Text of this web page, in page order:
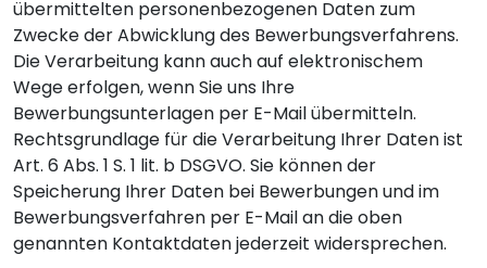
übermittelten personenbezogenen Daten zum
Zwecke der Abwicklung des Bewerbungsverfahrens.
Die Verarbeitung kann auch auf elektronischem
Wege erfolgen, wenn Sie uns Ihre
Bewerbungsunterlagen per E-Mail übermitteln.
Rechtsgrundlage für die Verarbeitung Ihrer Daten ist
Art. 6 Abs. 1 S. 1 lit. b DSGVO. Sie können der
Speicherung Ihrer Daten bei Bewerbungen und im
Bewerbungsverfahren per E-Mail an die oben
genannten Kontaktdaten jederzeit widersprechen.